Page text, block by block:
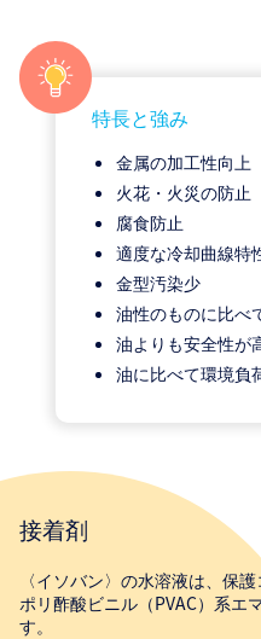
特長と強み
金属の加工性向上
火花・火災の防止
腐食防止
適度な冷却曲線特
金型汚染少
油性のものに比べ
油よりも安全性が
油に比べて環境負
接着剤
〈イソバン〉の水溶液は、保
ポリ酢酸ビニル（PVAC）系エ
す。